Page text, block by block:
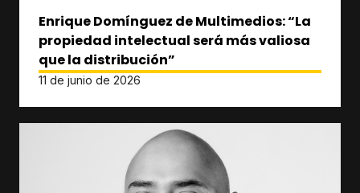
Enrique Domínguez de Multimedios: “La
propiedad intelectual será más valiosa
que la distribución”
11 de junio de 2026